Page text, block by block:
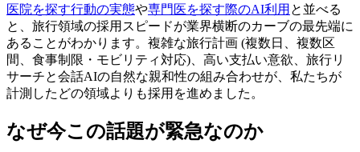
医院を探す行動の実態や専門医を探す際のAI利用 と並べる
と、旅行領域の採用スピードが業界横断のカーブの最先端に
あることがわかります。複雑な旅行計画 (複数日、複数区
間、食事制限・モビリティ対応)、高い支払い意欲、旅行リ
サーチと会話AIの自然な親和性の組み合わせが、私たちが
計測したどの領域よりも採用を進めました。
なぜ今この話題が緊急なのか